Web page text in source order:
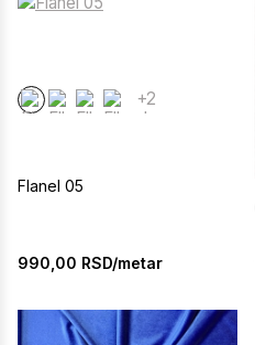
+2
Flanel 05
990,00 RSD/metar